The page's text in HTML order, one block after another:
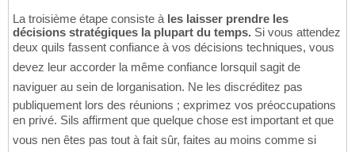
La troisième étape consiste à les laisser prendre les
décisions stratégiques la plupart du temps. Si vous attendez
deux quils fassent confiance à vos décisions techniques, vous
devez leur accorder la même confiance lorsquil sagit de
naviguer au sein de lorganisation. Ne les discréditez pas
publiquement lors des réunions ; exprimez vos préoccupations
en privé. Sils affirment que quelque chose est important et que
vous nen êtes pas tout à fait sûr, faites au moins comme si